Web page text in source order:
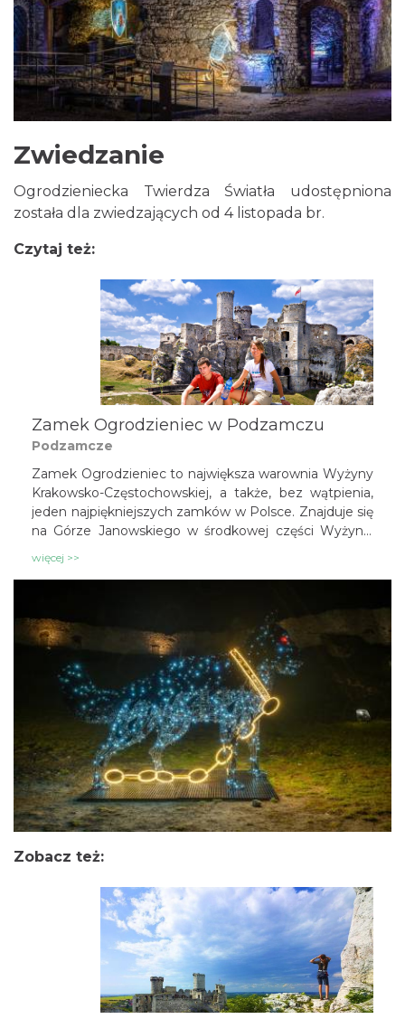
Zwiedzanie
Ogrodzieniecka Twierdza Światła udostępniona
została dla zwiedzających od 4 listopada br.
Czytaj też:
Zamek Ogrodzieniec w Podzamczu
Podzamcze
Zamek Ogrodzieniec to największa warownia Wyżyny
Krakowsko-Częstochowskiej, a także, bez wątpienia,
jeden najpiękniejszych zamków w Polsce. Znajduje się
na Górze Janowskiego w środkowej części Wyżyny.
fantazyjne formy skalne, z wykorzystaniem których
części Jury i jest łatwo dostępny komunikacyjnie.
Obok przebiega czerwono znakowany Szlak Orlich
Gniazd.
więcej >>
Zobacz też: